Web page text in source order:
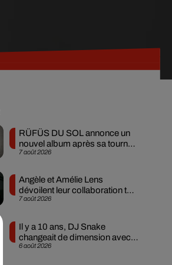
7 août 2026
RÜFÜS DU SOL annonce un
nouvel album après sa tournée
mondiale
7 août 2026
Angèle et Amélie Lens
dévoilent leur collaboration tant
attendue
6 août 2026
Il y a 10 ans, DJ Snake
changeait de dimension avec
son premier...